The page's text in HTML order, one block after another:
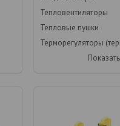
Тепловентиляторы
Тепловые пушки
Терморегуляторы